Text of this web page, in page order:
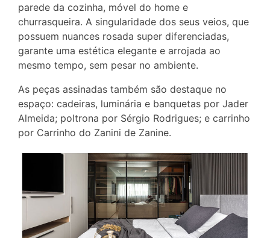
parede da cozinha, móvel do home e
churrasqueira. A singularidade dos seus veios, que
possuem nuances rosada super diferenciadas,
garante uma estética elegante e arrojada ao
mesmo tempo, sem pesar no ambiente.
As peças assinadas também são destaque no
espaço: cadeiras, luminária e banquetas por Jader
Almeida; poltrona por Sérgio Rodrigues; e carrinho
por Carrinho do Zanini de Zanine.